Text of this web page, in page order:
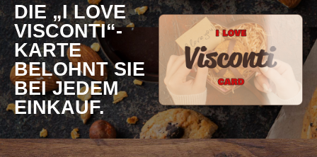
DIE „I LOVE
VISCONTI“-
KARTE
BELOHNT SIE
BEI ​​JEDEM
EINKAUF.